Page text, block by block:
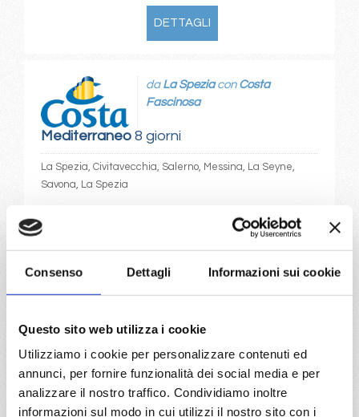
Consenso Dettagli Informazioni sui cookie
Questo sito web utilizza i cookie
Utilizziamo i cookie per personalizzare contenuti ed
annunci, per fornire funzionalità dei social media e per
analizzare il nostro traffico. Condividiamo inoltre
informazioni sul modo in cui utilizzi il nostro sito con i
DETTAGLI
Mediterraneo8 giorni
da La Speziacon Costa
Fascinosa
La Spezia, Civitavecchia, Salerno, Messina, La Seyne,
Savona, La Spezia
a partire da